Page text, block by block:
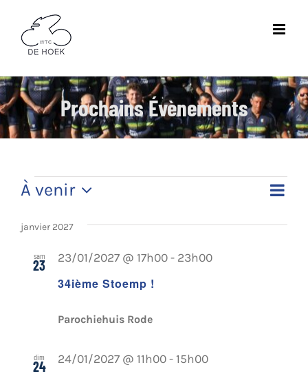
content
Prochains Évènements
Évènements
par
vues
Liste
À venir
une
janvier 2027
sam
23
34ième Stoemp !
23/01/2027 @ 17h00 - 23h00
Parochiehuis Rode
dim
24 24/01/2027 @ 11h00 - 15h00